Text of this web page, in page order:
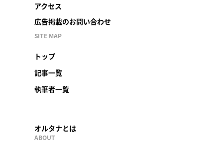
アクセス
広告掲載のお問い合わせ
SITE MAP
トップ
記事一覧
執筆者一覧
オルタナとは
ABOUT